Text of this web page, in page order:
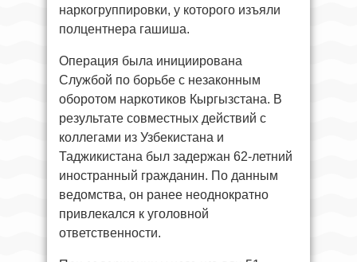
наркогруппировки, у которого изъяли
полцентнера гашиша.
Операция была инициирована
Службой по борьбе с незаконным
оборотом наркотиков Кыргызстана. В
результате совместных действий с
коллегами из Узбекистана и
Таджикистана был задержан 62-летний
иностранный гражданин. По данным
ведомства, он ранее неоднократно
привлекался к уголовной
ответственности.